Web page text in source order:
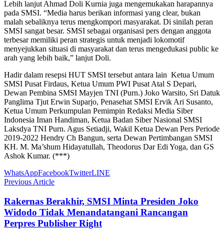
Lebih lanjut Ahmad Doli Kurnia juga mengemukakan harapannya
pada SMSI. “Media harus berikan informasi yang clear, bukan
malah sebaliknya terus mengkompori masyarakat. Di sinilah peran
SMSI sangat besar. SMSI sebagai organisasi pers dengan anggota
terbesar memiliki peran strategis untuk menjadi lokomotif
menyejukkan situasi di masyarakat dan terus mengedukasi public ke
arah yang lebih baik,” lanjut Doli.
Hadir dalam resepsi HUT SMSI tersebut antara lain Ketua Umum
SMSI Pusat Firdaus, Ketua Umum PWI Pusat Atal S Depari,
Dewan Pembina SMSI Mayjen TNI (Purn.) Joko Warsito, Sri Datuk
Panglima Tjut Erwin Suparjo, Penasehat SMSI Ervik Ari Susanto,
Ketua Umum Perkumpulan Pemimpin Redaksi Media Siber
Indonesia Iman Handiman, Ketua Badan Siber Nasional SMSI
Laksdya TNI Purn. Agus Setiadji, Wakil Ketua Dewan Pers Periode
2019-2022 Hendry Ch Bangun, serta Dewan Pertimbangan SMSI
KH. M. Ma’shum Hidayatullah, Theodorus Dar Edi Yoga, dan GS
Ashok Kumar. (***)
WhatsAppFacebookTwitterLINE
Previous Article
Rakernas Berakhir, SMSI Minta Presiden Joko
Widodo Tidak Menandatangani Rancangan
Perpres Publisher Right